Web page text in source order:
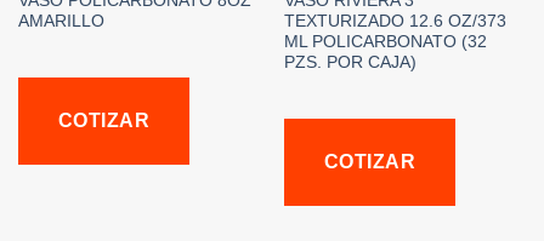
AMARILLO
COTIZAR
TEXTURIZADO 12.6 OZ/373
ML POLICARBONATO (32
PZS. POR CAJA)
COTIZAR